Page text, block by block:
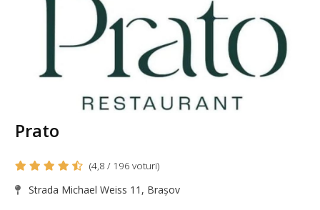
Prato
(4,8 / 196 voturi)
Strada Michael Weiss 11, Brașov